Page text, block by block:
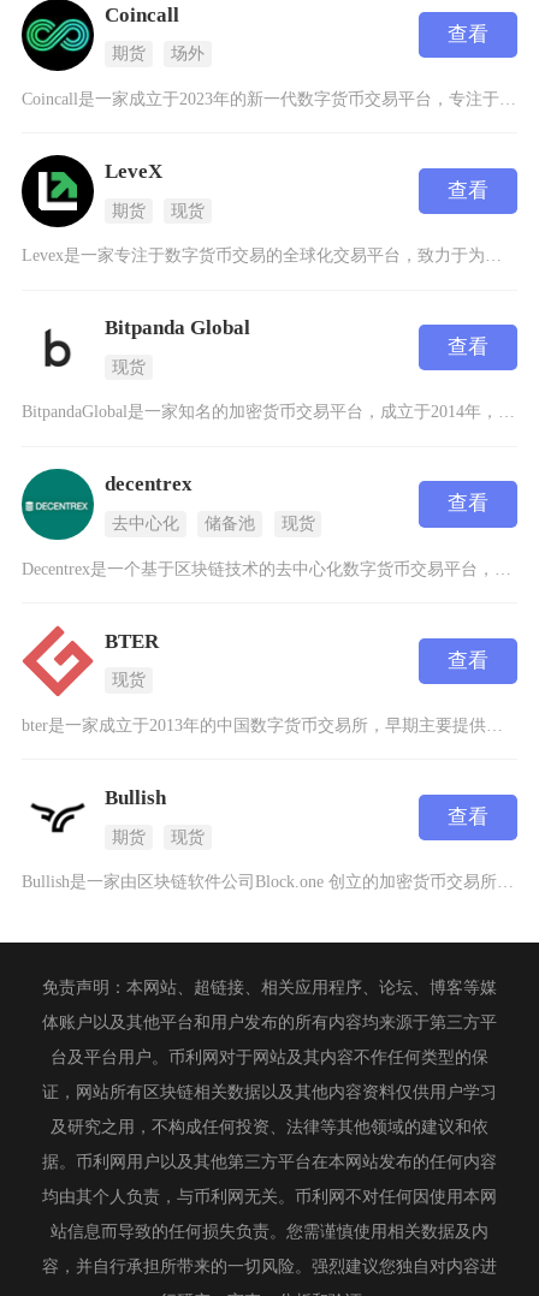
Coincall
期货 场外
查看
LeveX
期货 现货
查看
Levex是一家专注于数字货币交易的全球化交易平台，致力于为用户提供安全、高效的数字资产交
Bitpanda Global
现货
查看
BitpandaGlobal是一家知名的加密货币交易平台，成立于2014年，总部位于美国纽
decentrex
去中心化 储备池 现货
查看
BTER
现货
查看
bter是一家成立于2013年的中国数字货币交易所，早期主要提供比特币、莱特币等主流加密货
Bullish
期货 现货
查看
Bullish是一家由区块链软件公司Block.one 创立的加密货币交易所，成立于202
免责声明：本网站、超链接、相关应用程序、论坛、博客等媒
体账户以及其他平台和用户发布的所有内容均来源于第三方平
台及平台用户。币利网对于网站及其内容不作任何类型的保
证，网站所有区块链相关数据以及其他内容资料仅供用户学习
及研究之用，不构成任何投资、法律等其他领域的建议和依
据。币利网用户以及其他第三方平台在本网站发布的任何内容
均由其个人负责，与币利网无关。币利网不对任何因使用本网
站信息而导致的任何损失负责。您需谨慎使用相关数据及内
容，并自行承担所带来的一切风险。强烈建议您独自对内容进